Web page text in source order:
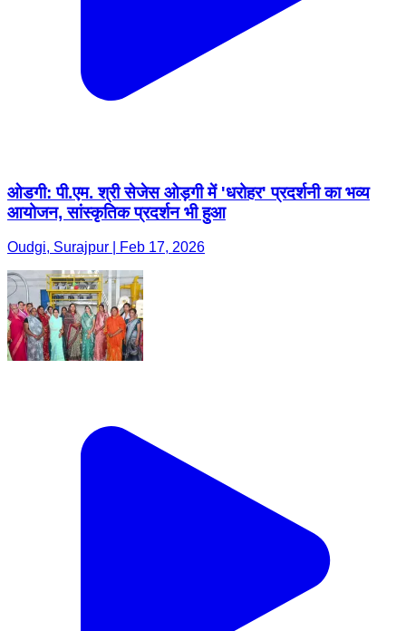
ओडगी: पी.एम. श्री सेजेस ओड़गी में 'धरोहर' प्रदर्शनी का भव्य
आयोजन, सांस्कृतिक प्रदर्शन भी हुआ
Oudgi, Surajpur | Feb 17, 2026